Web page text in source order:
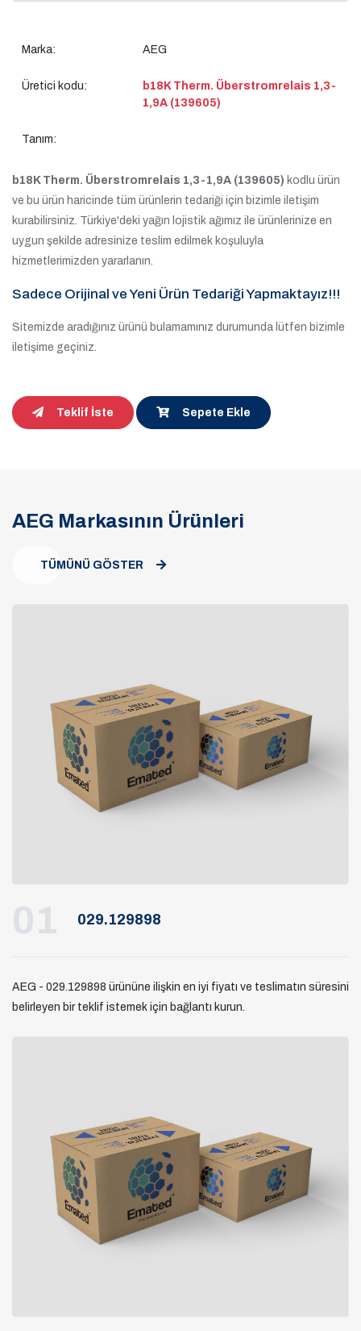
Marka: AEG
Üretici kodu:
b18K Therm. Überstromrelais 1,3-
1,9A (139605)
Tanım:
b18K Therm. Überstromrelais 1,3-1,9A (139605) kodlu ürün
ve bu ürün haricinde tüm ürünlerin tedariği için bizimle iletişim
kurabilirsiniz. Türkiye'deki yağın lojistik ağımız ile ürünlerinize en
uygun şekilde adresinize teslim edilmek koşuluyla
hizmetlerimizden yararlanın.
Sadece Orijinal ve Yeni Ürün Tedariği Yapmaktayız!!!
Sitemizde aradığınız ürünü bulamamınız durumunda lütfen bizimle
iletişime geçiniz.
Teklif İste Sepete Ekle
AEG Markasının Ürünleri
TÜMÜNÜ GÖSTER
01 029.129898
AEG - 029.129898 ürününe ilişkin en iyi fiyatı ve teslimatın süresini
belirleyen bir teklif istemek için bağlantı kurun.